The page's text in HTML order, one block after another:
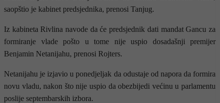
saopštio je kabinet predsjednika, prenosi Tanjug.
Iz kabineta Rivlina navode da će predsjednik dati mandat Gancu za
formiranje vlade pošto u tome nije uspio dosadašnji premijer
Benjamin Netanijahu, prenosi Rojters.
Netanijahu je izjavio u ponedjeljak da odustaje od napora da formira
novu vladu, nakon što nije uspio da obezbijedi većinu u parlamentu
poslije septembarskih izbora.